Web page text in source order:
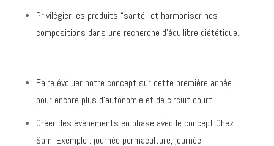
Privilégier les produits “santé” et harmoniser nos
compositions dans une recherche d’équilibre diététique.
Faire évoluer notre concept sur cette première année
pour encore plus d’autonomie et de circuit court.
Créer des événements en phase avec le concept Chez
Sam. Exemple : journée permaculture, journée